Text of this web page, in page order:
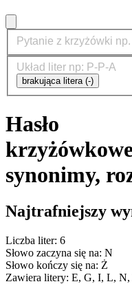
brakująca litera (-)
Hasło
synonimy,
Najtrafniejszy
Liczba liter: 6
Słowo zaczyna się na: N
Słowo kończy się na: Ż
Zawiera litery: E, G, I, L, N,